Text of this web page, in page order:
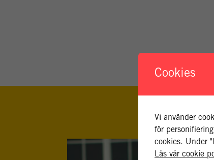
Cookies
Vi använder
för
cookies. Under
Läs vår cookie